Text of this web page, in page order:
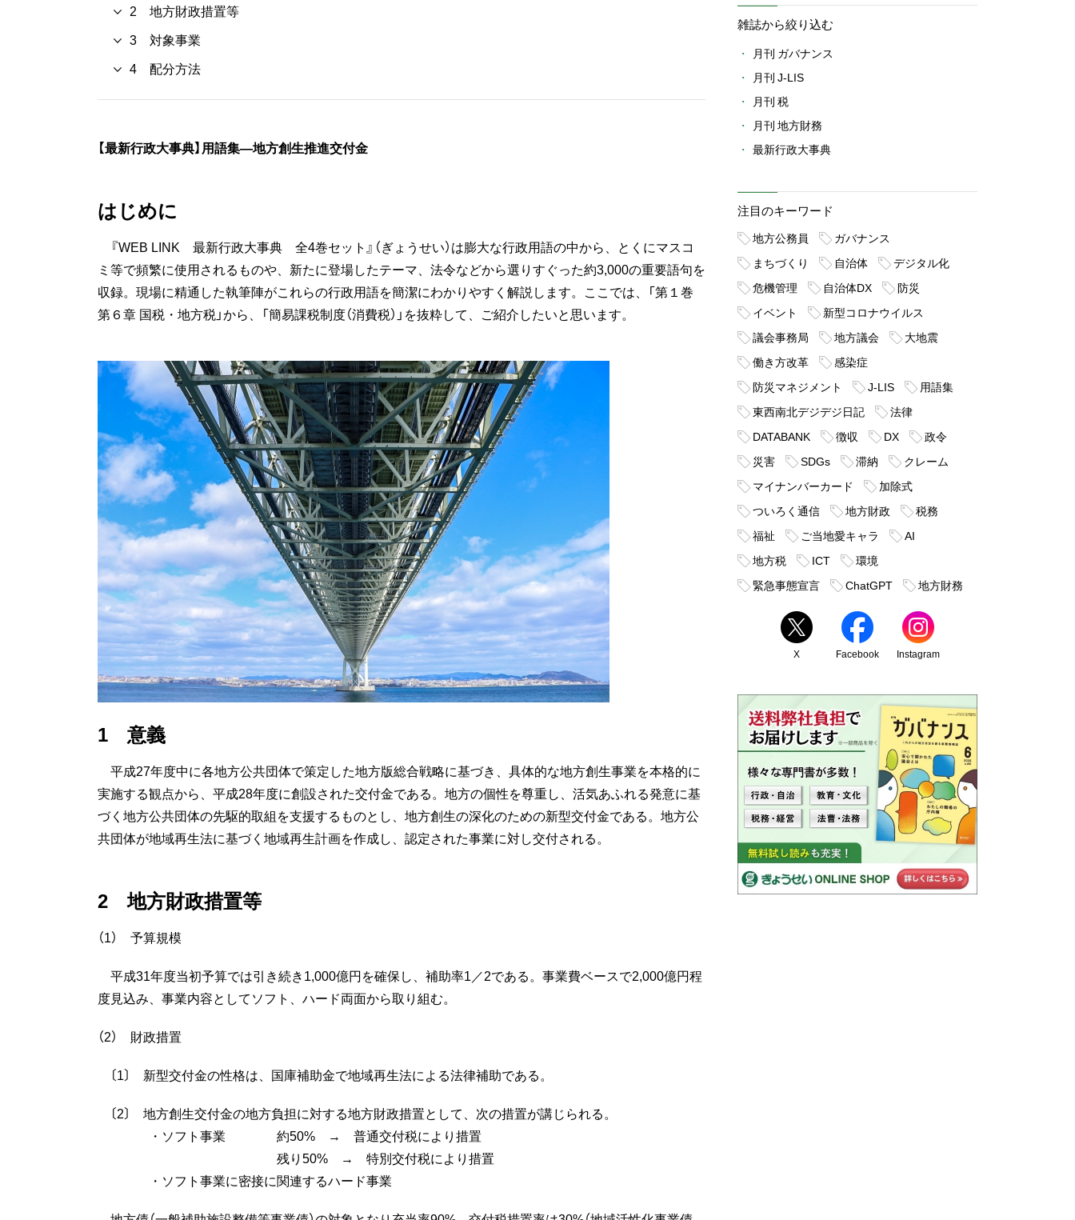
2 地方財政措置等
3 対象事業
4 配分方法
【最新行政大事典】用語集―地方創生推進交付金
はじめに
『WEB LINK 最新行政大事典 全4巻セット』（ぎょうせい）は膨大な行政用語の中から、とくにマスコ
ミ等で頻繁に使用されるものや、新たに登場したテーマ、法令などから選りすぐった約3,000の重要語句を
収録。現場に精通した執筆陣がこれらの行政用語を簡潔にわかりやすく解説します。ここでは、「第１巻
第６章 国税・地方税」から、「簡易課税制度（消費税）」を抜粋して、ご紹介したいと思います。
1 意義
平成27年度中に各地方公共団体で策定した地方版総合戦略に基づき、具体的な地方創生事業を本格的に
実施する観点から、平成28年度に創設された交付金である。地方の個性を尊重し、活気あふれる発意に基
づく地方公共団体の先駆的取組を支援するものとし、地方創生の深化のための新型交付金である。地方公
共団体が地域再生法に基づく地域再生計画を作成し、認定された事業に対し交付される。
2 地方財政措置等
（1） 予算規模
平成31年度当初予算では引き続き1,000億円を確保し、補助率1／2である。事業費ベースで2,000億円程
度見込み、事業内容としてソフト、ハード両面から取り組む。
（2） 財政措置
〔1〕 新型交付金の性格は、国庫補助金で地域再生法による法律補助である。
〔2〕 地方創生交付金の地方負担に対する地方財政措置として、次の措置が講じられる。
・ソフト事業 約50% → 普通交付税により措置
残り50% → 特別交付税により措置
・ソフト事業に密接に関連するハード事業
雑誌から絞り込む
月刊 ガバナンス
月刊 J-LIS
月刊 税
月刊 地方財務
最新行政大事典
注目のキーワード
地方公務員
ガバナンス
まちづくり
自治体
デジタル化
危機管理
自治体DX
防災
イベント
新型コロナウイルス
議会事務局
地方議会
大地震
働き方改革
感染症
防災マネジメント
J-LIS
用語集
東西南北デジデジ日記
法律
DATABANK
徴収 DX
政令
災害
SDGs 滞納
クレーム
マイナンバーカード
加除式
ついろく通信
地方財政
税務
福祉
ご当地愛キャラ
AI
地方税
ICT
環境
緊急事態宣言
ChatGPT 地方財務
X Facebook Instagram